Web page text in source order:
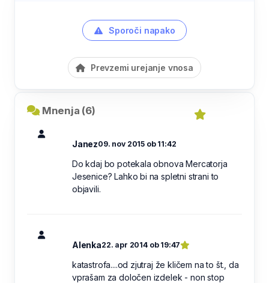
Sporoči napako
Prevzemi urejanje vnosa
Mnenja (6)
Janez09. nov 2015 ob 11:42
Do kdaj bo potekala obnova Mercatorja
Jesenice? Lahko bi na spletni strani to
objavili.
Alenka22. apr 2014 ob 19:47
katastrofa....od zjutraj že kličem na to št., da
vprašam za določen izdelek - non stop